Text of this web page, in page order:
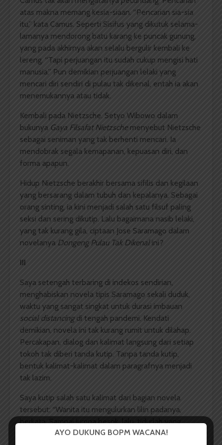
atas makna memang kesia-siaan. “Pencarian sia-sia
itu,” kata Camus. Seperti Sisifus yang dikutuk selama-
lamanya mendorong batu karang ke puncak gunung,
yang pada akhirnya akan selalu bergulir kembali ke
lereng. “Tapi perjuangan itu sudah cukup mengisi hati
manusia.” Pun demikian perjuangan lelaki yang
mencari diri sendiri di pulau tak dikenal, entah ia akan
menemukannya atau tidak.
Kembali pada Nietzsche. Setyo Wibowo dalam
bukunya Gaya Filsafat Nietzsche menyebut Nietzsche
sebagai seniman yang tak berhenti mencari. Ia
mendobrak segala kemapanan, kepuasan diri, dan
forma apapun.
Hidup Nietzsche berakhir bersama sifilis dan kegilaan
yang bersarang dalam tubuh dan kepalanya. Sebagai
orang sinting, ia kini menjadi salah satu filsuf paling
seksi dan sering dikutip. Lalu bagaimana nasib lelaki,
yang tak kurang gila, ciptaan Jose Saramago dalam
novelanya Dongeng Pulau Tak Dikenal ini?
III
Saya setengah terbaring di indekos sendirian,
menghabiskan novela tipis Saramago sekali duduk,
waktu yang sangat singkat untuk durasi imbauan
social distancingdi tengah pandemi. Kendati
demikian, novela ini tak kurang rumit untuk dilahap.
Percakapan, dialog dan kalimat langsung dari setiap
tokoh tak diberi tanda kutip. Tanpa tanda kutip,
bentuk kalimat-kalimat dalam paragrafnya menjadi
tak lazim.
Saya kutip salah satu kalimat dari bagian novela
tersebut: “Wanita itu mengulurkan lilin padanya,
berkata, Sampai jumpa besok, lalu, tidurlah yang
nyenyak, lelaki itu ingin mengucapkan hal yang sama,
AYO DUKUNG BOPM WACANA!